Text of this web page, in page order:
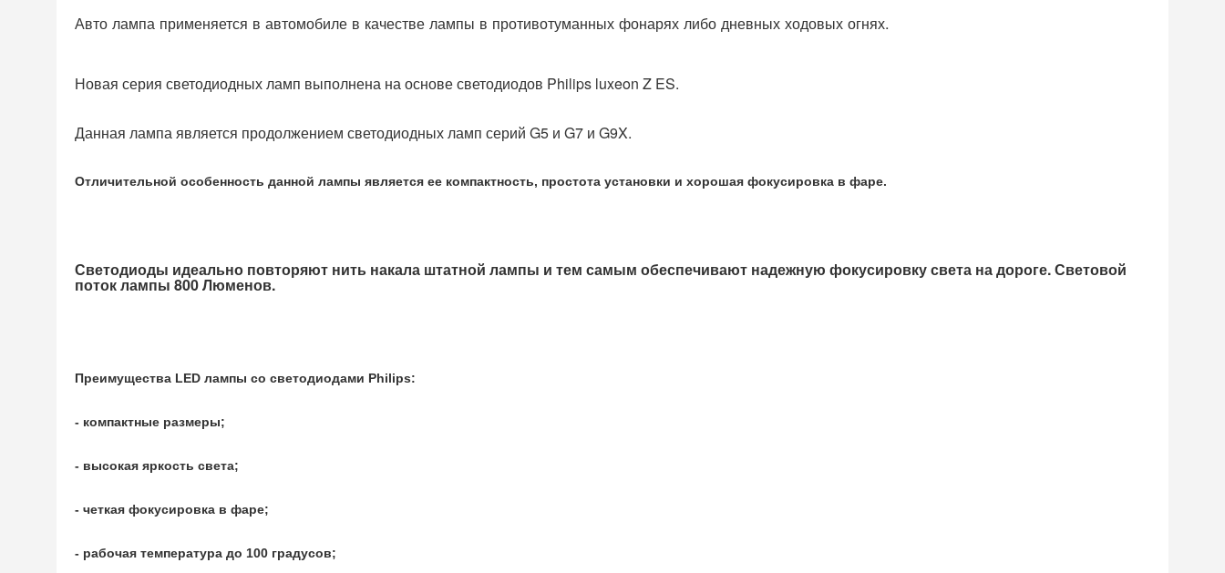
Авто лампа применяется в автомобиле в качестве лампы в противотуманных фонарях либо дневных ходовых огнях.
Новая серия светодиодных ламп выполнена на основе светодиодов Philips luxeon Z ES.
Данная лампа является продолжением светодиодных ламп серий G5 и G7 и G9X.
Отличительной особенность данной лампы является ее компактность, простота установки и хорошая фокусировка в фаре.
Светодиоды идеально повторяют нить накала штатной лампы и тем самым обеспечивают надежную фокусировку света на дороге.Световой
поток лампы 800 Люменов.
Преимущества LED лампы со светодиодами Philips:
- компактные размеры;
- высокая яркость света;
- четкая фокусировка в фаре;
- рабочая температура до 100 градусов;